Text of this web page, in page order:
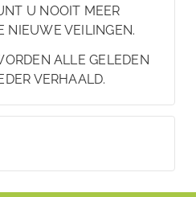
U NOOIT MEER
NIEUWE VEILINGEN.
ALLE GELEDEN
VERHAALD.